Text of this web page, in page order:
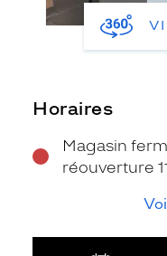
Horaires
Magasin
réouverture